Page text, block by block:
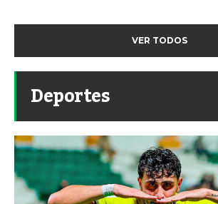
VER TODOS
Deportes